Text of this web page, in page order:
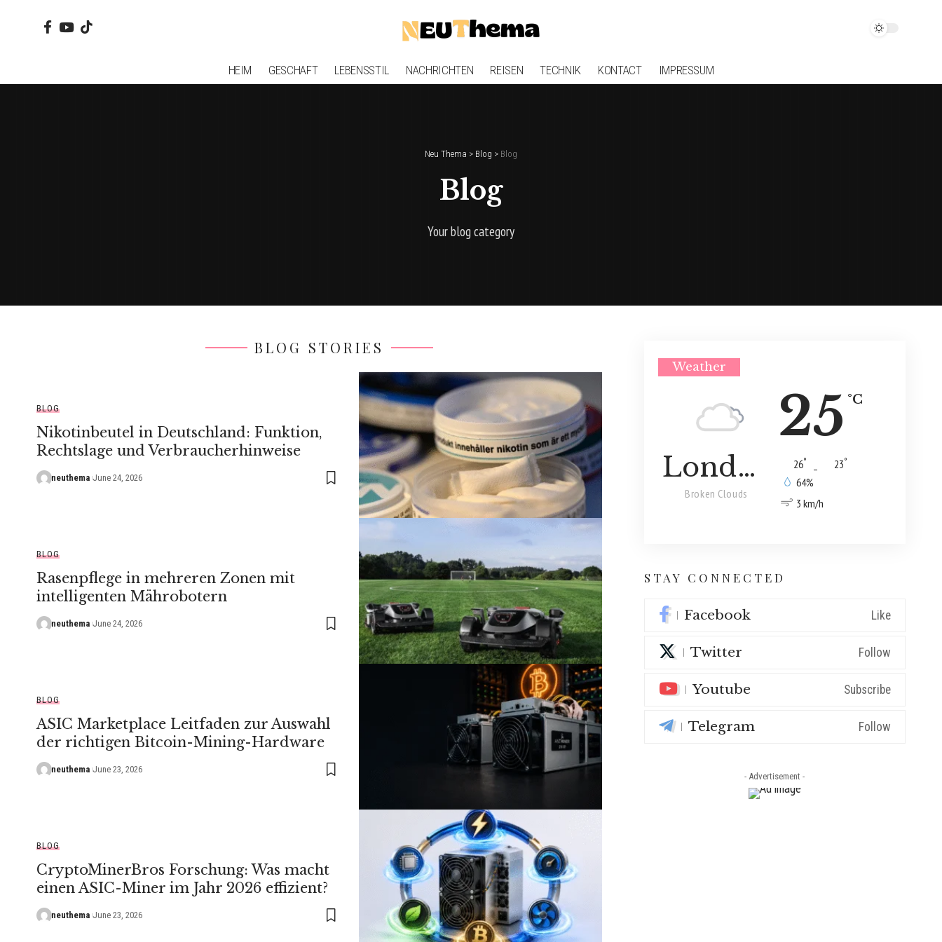
HEIM GESCHAFT LEBENSSTIL NACHRICHTEN REISEN TECHNIK KONTACT IMPRESSUM
Neu Thema > Blog > Blog
Blog
Your blog category
BLOG STORIES
BLOG
Nikotinbeutel in Deutschland: Funktion,
Rechtslage und Verbraucherhinweise
neuthema June 24, 2026
BLOG
Rasenpflege in mehreren Zonen mit
intelligenten Mährobotern
neuthema June 24, 2026
BLOG
ASIC Marketplace Leitfaden zur Auswahl
der richtigen Bitcoin-Mining-Hardware
neuthema June 23, 2026
BLOG
CryptoMinerBros Forschung: Was macht
einen ASIC-Miner im Jahr 2026 effizient?
neuthema June 23, 2026
Weather
25 °C
London
Broken Clouds
26° 23°
64%
3 km/h
STAY CONNECTED
Facebook Like
Twitter Follow
Youtube Subscribe
Telegram Follow
- Advertisement -